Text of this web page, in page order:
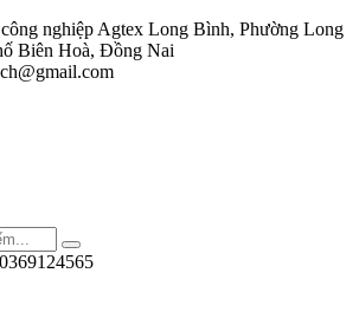
nghiệp Agtex Long Bình, Phường Long
Biên Hoà, Đồng Nai
0369124565